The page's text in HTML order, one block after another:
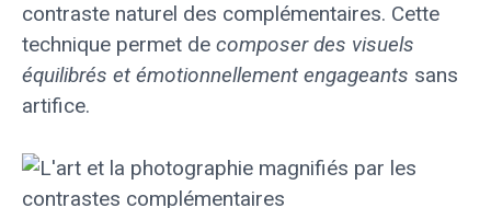
contraste naturel des complémentaires. Cette
technique permet de composer des visuels
équilibrés et émotionnellement engageants sans
artifice.